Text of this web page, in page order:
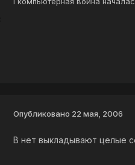
Опубликовано 22 мая, 2006
В нет выкладывают целые